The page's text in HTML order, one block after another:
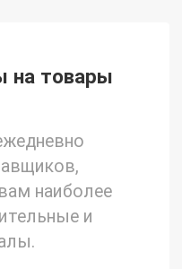
на товары
наиболее
и